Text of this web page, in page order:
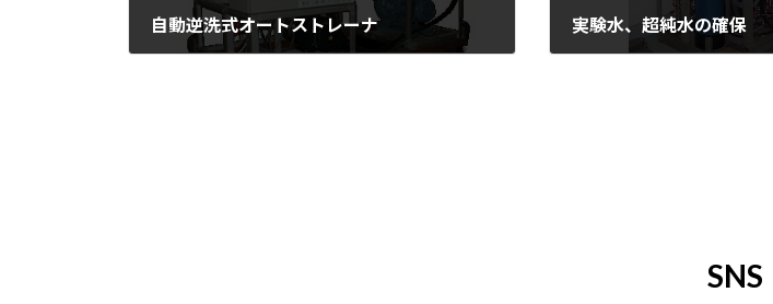
自動逆洗式オートストレーナ 実験水、超純水の確保
SNS